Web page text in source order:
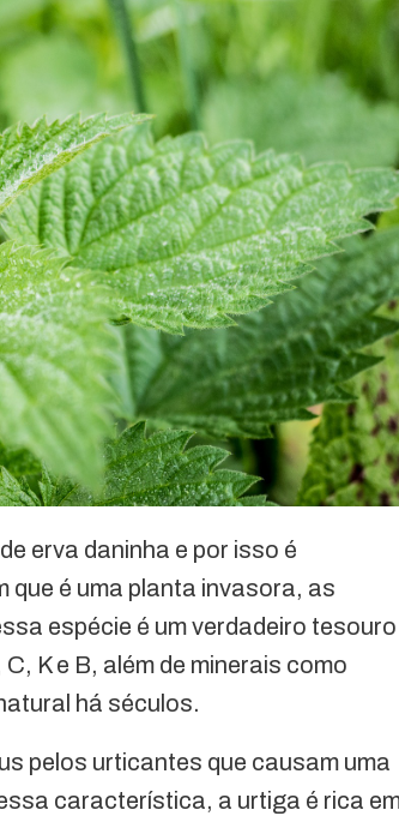
erva daninha e por isso é
é uma planta invasora, as
espécie é um verdadeiro tesouro
K e B, além de minerais como
há séculos.
pelos urticantes que causam uma
característica, a urtiga é rica